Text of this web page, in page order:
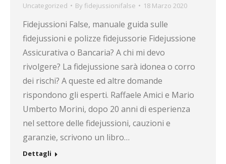
Uncategorized By fidejussionifalse 18 Marzo 2020
Fidejussioni False, manuale guida sulle
fidejussioni e polizze fidejussorie Fidejussione
Assicurativa o Bancaria? A chi mi devo
rivolgere? La fidejussione sarà idonea o corro
dei rischi? A queste ed altre domande
rispondono gli esperti. Raffaele Amici e Mario
Umberto Morini, dopo 20 anni di esperienza
nel settore delle fidejussioni, cauzioni e
garanzie, scrivono un libro…
Dettagli